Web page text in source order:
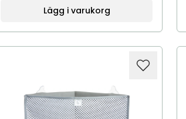
Lägg i varukorg